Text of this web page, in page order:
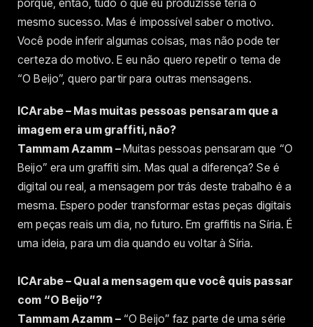
porquê, então, tudo o que eu produzisse teria o
mesmo sucesso. Mas é impossível saber o motivo.
Você pode inferir algumas coisas, mas não pode ter
certeza do motivo. E eu não quero repetir o tema de
“O Beijo”, quero partir para outras mensagens.
ICArabe – Mas muitas pessoas pensaram que a
imagem era um graffiti, não?
Tammam Azamm –Muitas pessoas pensaram que “O
Beijo” era um graffiti sim. Mas qual a diferença? Se é
digital ou real, a mensagem por trás deste trabalho é a
mesma. Espero poder transformar estas peças digitais
em peças reais um dia, no futuro. Em graffitis na Síria. É
uma ideia, para um dia quando eu voltar à Síria.
ICArabe – Qual a mensagem que você quis passar
com “O Beijo”?
Tammam Azamm –“O Beijo” faz parte de uma série